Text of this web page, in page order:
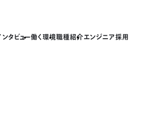
タビュー働く環境職種紹介エンジニア採用